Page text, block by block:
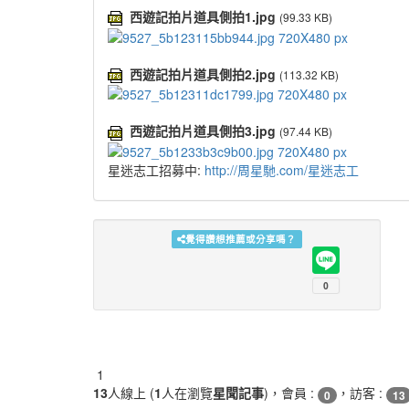
西遊記拍片道具側拍1.jpg (99.33 KB)
西遊記拍片道具側拍2.jpg (113.32 KB)
西遊記拍片道具側拍3.jpg (97.44 KB)
星迷志工招募中: http://周星馳.com/星迷志工
覺得讚想推薦或分享嗎？
1
13人線上 (1人在瀏覽星聞記事)，會員 : 0 ，訪客 : 13